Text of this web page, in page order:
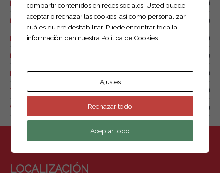
Remolque de combustible (0)
Remolque náutico (1)
Remolque para drones (2)
Remolques de motos y quads (7)
Remolques para animales (1)
Tow box (0)
Van de caballos. (4)
LOCALIZACIÓN
compartir contenidos en redes sociales. Usted puede
aceptar o rechazar las cookies, así como personalizar
cuáles quiere deshabilitar. Puede encontrar toda la
información den nuestra Política de Cookies
Ajustes
Rechazar todo
Aceptar todo